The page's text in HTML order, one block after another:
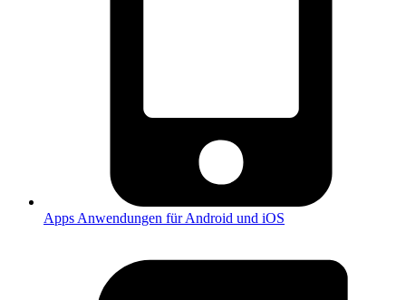
Apps Anwendungen für Android und iOS